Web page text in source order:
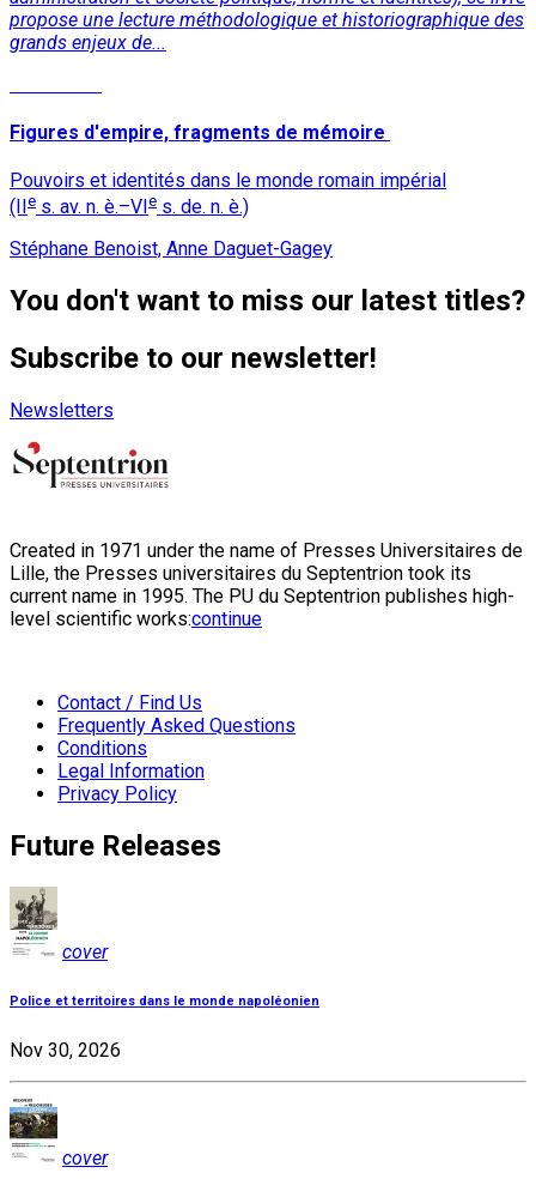
propose une lecture méthodologique et historiographique des
grands enjeux de...
Figures d'empire, fragments de mémoire
Pouvoirs et identités dans le monde romain impérial
(II
e s. av. n. è.–VI e s. de. n. è.)
Stéphane Benoist, Anne Daguet-Gagey
You don't want to miss our latest titles?
Subscribe to our newsletter!
Newsletters
Created in 1971 under the name of Presses Universitaires de
Lille, the Presses universitaires du Septentrion took its
current name in 1995. The PU du Septentrion publishes high-
level scientific works:continue
Contact / Find Us
Frequently Asked Questions
Conditions
Legal Information
Privacy Policy
Future Releases
cover
Police et territoires dans le monde napoléonien
Nov 30, 2026
cover